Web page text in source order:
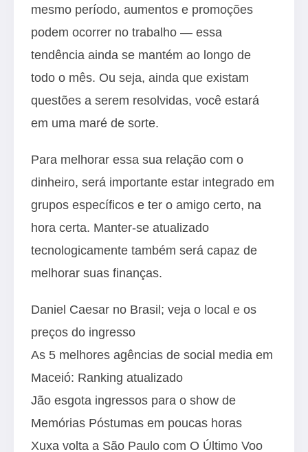
mesmo período, aumentos e promoções
podem ocorrer no trabalho — essa
tendência ainda se mantém ao longo de
todo o mês. Ou seja, ainda que existam
questões a serem resolvidas, você estará
em uma maré de sorte.
Para melhorar essa sua relação com o
dinheiro, será importante estar integrado em
grupos específicos e ter o amigo certo, na
hora certa. Manter-se atualizado
tecnologicamente também será capaz de
melhorar suas finanças.
Daniel Caesar no Brasil; veja o local e os
preços do ingresso
As 5 melhores agências de social media em
Maceió: Ranking atualizado
Jão esgota ingressos para o show de
Memórias Póstumas em poucas horas
Xuxa volta a São Paulo com O Último Voo